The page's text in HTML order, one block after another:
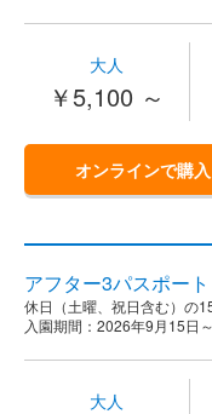
大人
￥5,100 ～
オンラインで購入
アフター3パスポート
休日（土曜、祝日含む）の
入園期間：2026年9月15日～
大人